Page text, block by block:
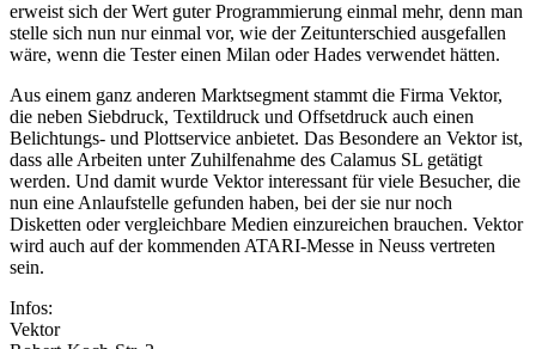
erweist sich der Wert guter Programmierung einmal mehr, denn man
stelle sich nun nur einmal vor, wie der Zeitunterschied ausgefallen
wäre, wenn die Tester einen Milan oder Hades verwendet hätten.
Aus einem ganz anderen Marktsegment stammt die Firma Vektor,
die neben Siebdruck, Textildruck und Offsetdruck auch einen
Belichtungs- und Plottservice anbietet. Das Besondere an Vektor ist,
dass alle Arbeiten unter Zuhilfenahme des Calamus SL getätigt
werden. Und damit wurde Vektor interessant für viele Besucher, die
nun eine Anlaufstelle gefunden haben, bei der sie nur noch
Disketten oder vergleichbare Medien einzureichen brauchen. Vektor
wird auch auf der kommenden ATARI-Messe in Neuss vertreten
sein.
Infos:
Vektor